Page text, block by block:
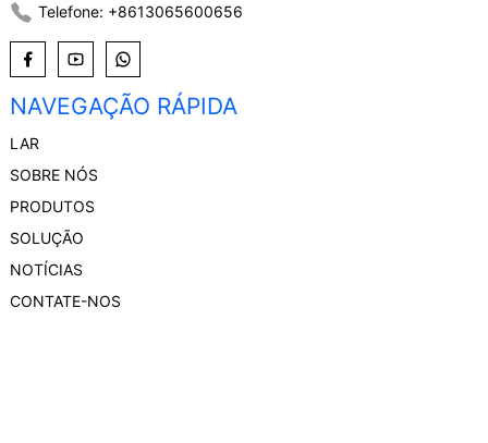
Telefone: +8613065600656
NAVEGAÇÃO RÁPIDA
LAR
SOBRE NÓS
PRODUTOS
SOLUÇÃO
NOTÍCIAS
CONTATE-NOS